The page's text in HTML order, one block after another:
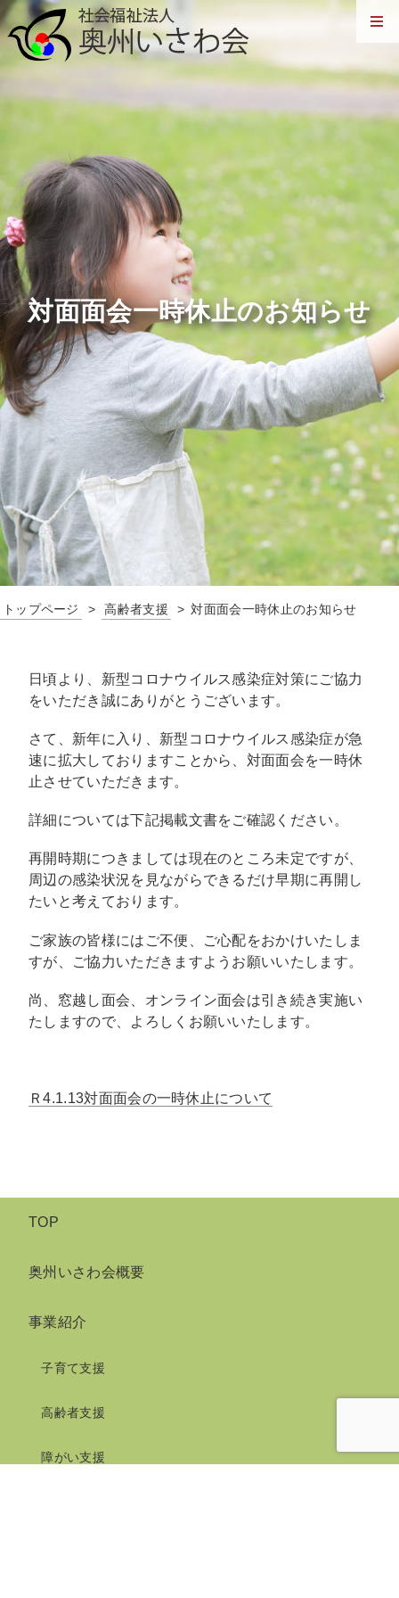
対面面会一時休止のお知らせ
トップページ 高齢者支援 対面面会一時休止のお知らせ
日頃より、新型コロナウイルス感染症対策にご協力
をいただき誠にありがとうございます。
さて、新年に入り、新型コロナウイルス感染症が急
速に拡大しておりますことから、対面面会を一時休
止させていただきます。
詳細については下記掲載文書をご確認ください。
再開時期につきましては現在のところ未定ですが、
周辺の感染状況を見ながらできるだけ早期に再開し
たいと考えております。
ご家族の皆様にはご不便、ご心配をおかけいたしま
すが、ご協力いただきますようお願いいたします。
尚、窓越し面会、オンライン面会は引き続き実施い
たしますので、よろしくお願いいたします。
Ｒ4.1.13対面面会の一時休止について
TOP
奥州いさわ会概要
事業紹介
子育て支援
高齢者支援
障がい支援